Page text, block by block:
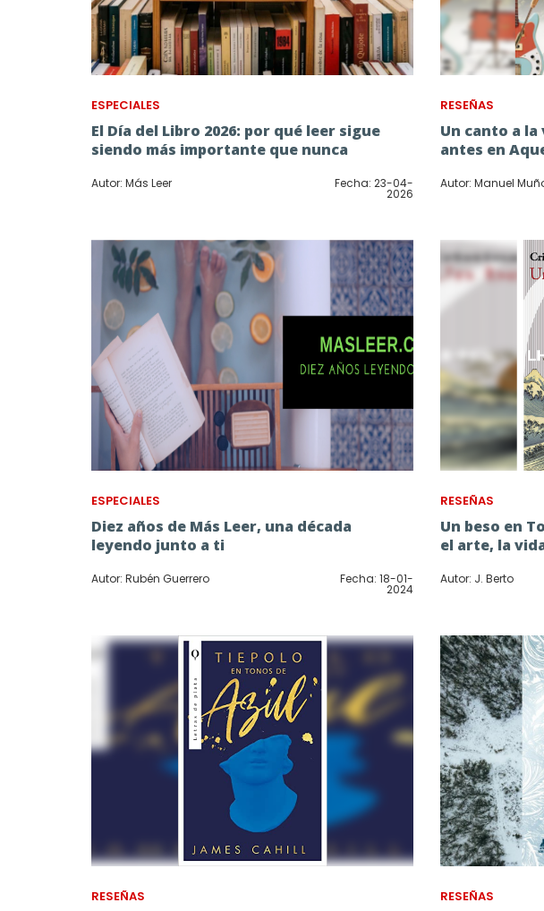
ESPECIALES
El Día del Libro 2026: por qué leer sigue
siendo más importante que nunca
Autor: Más Leer Fecha: 23-04-
2026
RESEÑAS
Un canto a la
antes en
Autor: Manuel
ESPECIALES
Diez años de Más Leer, una década
leyendo junto a ti
Autor: Rubén Guerrero Fecha: 18-01-
2024
RESEÑAS
Un beso en
el arte, la
Autor: J. Berto
RESEÑAS RESEÑAS